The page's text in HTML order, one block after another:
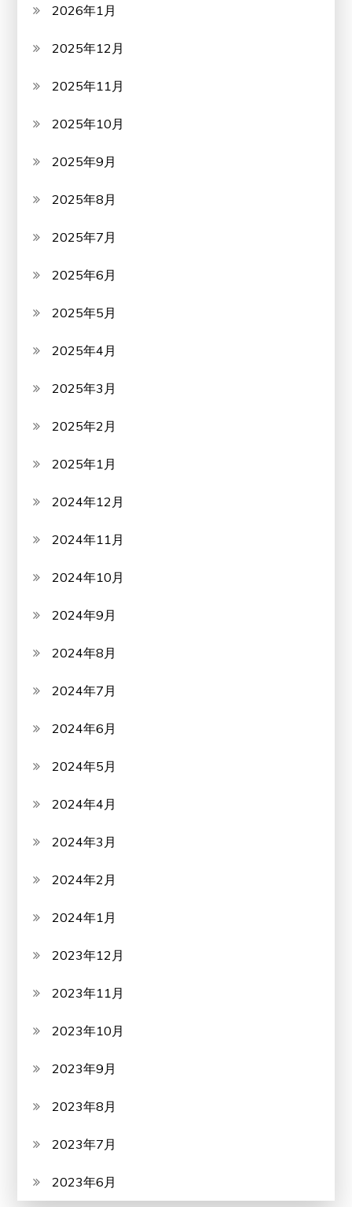
2026年1月
2025年12月
2025年11月
2025年10月
2025年9月
2025年8月
2025年7月
2025年6月
2025年5月
2025年4月
2025年3月
2025年2月
2025年1月
2024年12月
2024年11月
2024年10月
2024年9月
2024年8月
2024年7月
2024年6月
2024年5月
2024年4月
2024年3月
2024年2月
2024年1月
2023年12月
2023年11月
2023年10月
2023年9月
2023年8月
2023年7月
2023年6月